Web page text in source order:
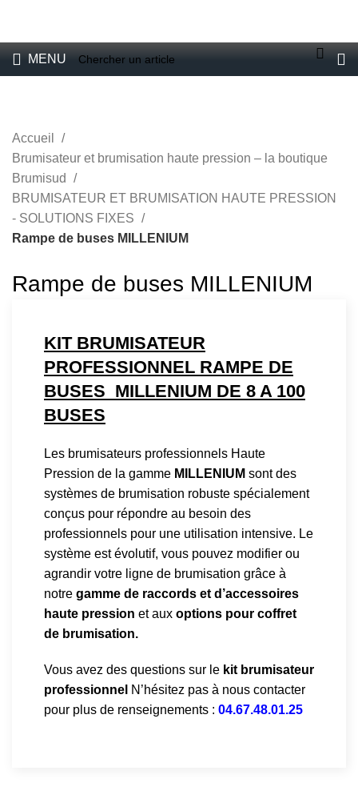
MENU
Accueil
Brumisateur et brumisation haute pression – la boutique
Brumisud
BRUMISATEUR ET BRUMISATION HAUTE PRESSION
- SOLUTIONS FIXES
Rampe de buses MILLENIUM
Rampe de buses MILLENIUM
KIT BRUMISATEUR
PROFESSIONNEL RAMPE DE
BUSES MILLENIUM DE 8 A 100
BUSES
Les brumisateurs professionnels Haute
Pression de la gamme MILLENIUM sont des
systèmes de brumisation robuste spécialement
conçus pour répondre au besoin des
professionnels pour une utilisation intensive. Le
système est évolutif, vous pouvez modifier ou
agrandir votre ligne de brumisation grâce à
notre gamme de raccords et d’accessoires
haute pression et aux options pour coffret
de brumisation.
Vous avez des questions sur le kit brumisateur
professionnel N’hésitez pas à nous contacter
pour plus de renseignements : 04.67.48.01.25